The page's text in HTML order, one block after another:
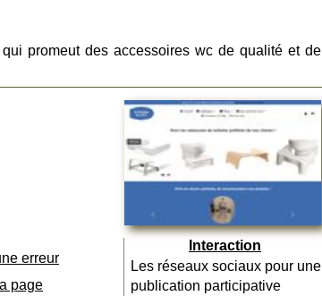
promeut des accessoires wc de qualité et de
erreur
page
Interaction
Les réseaux sociaux pour une
publication participative